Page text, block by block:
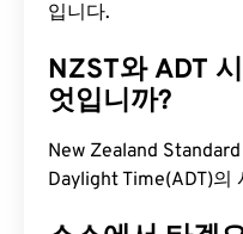
입니다.
NZST와 ADT
엇입니까?
New Zealand
Daylight Time(ADT)의